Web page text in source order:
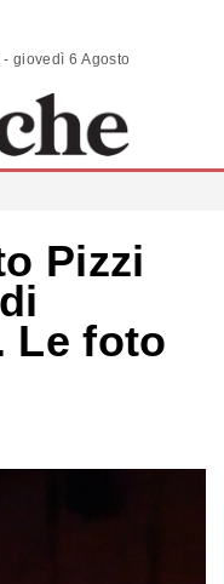
ANALISI | COMMENTI | SCENARI - giovedì 6 Agosto 2026
Pizzi
Le foto